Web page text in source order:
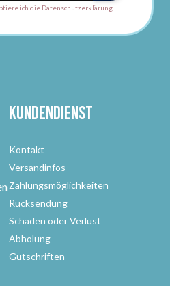
ich die Datenschutzerklärung.
Kundendienst
Kontakt
Versandinfos
Zahlungsmöglichkeiten
Rücksendung
Schaden oder Verlust
Abholung
Gutschriften